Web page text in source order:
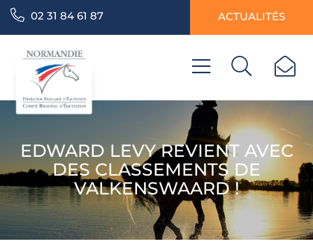
02 31 84 61 87 ACTUALITÉS
EDWARD LEVY REVIENT AVEC
DES CLASSEMENTS DE
VALKENSWAARD !